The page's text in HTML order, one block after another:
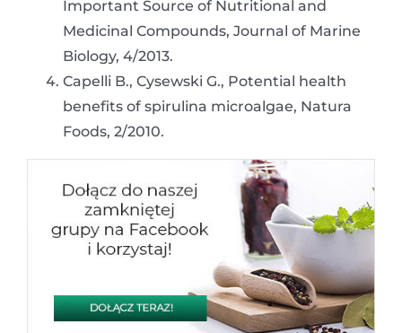
Important Source of Nutritional and
Medicinal Compounds, Journal of Marine
Biology, 4/2013.
Capelli B., Cysewski G., Potential health
benefits of spirulina microalgae, Natura
Foods, 2/2010.